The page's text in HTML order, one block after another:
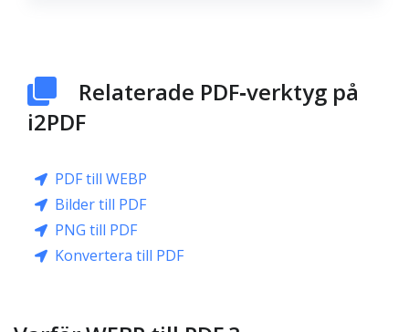
Relaterade PDF‑verktyg på
i2PDF
PDF till WEBP
Bilder till PDF
PNG till PDF
Konvertera till PDF